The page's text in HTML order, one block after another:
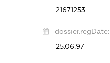
21671253
dossier.regDate:
25.06.97